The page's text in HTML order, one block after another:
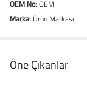
OEM No:OEM
Marka: Ürün Markası
Öne Çıkanlar